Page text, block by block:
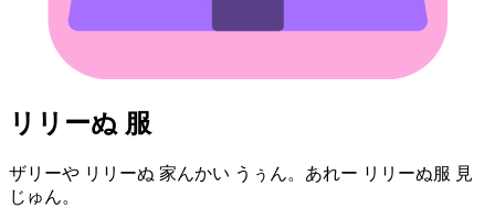
リリー⁠ぬ 服
ザリー⁠や リリー⁠ぬ 家⁠んかい うぅん。⁠あれー リリー⁠ぬ⁠服 見
じゅん。